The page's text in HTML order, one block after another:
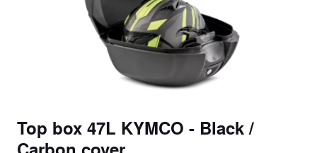
Top box 47L KYMCO - Black /